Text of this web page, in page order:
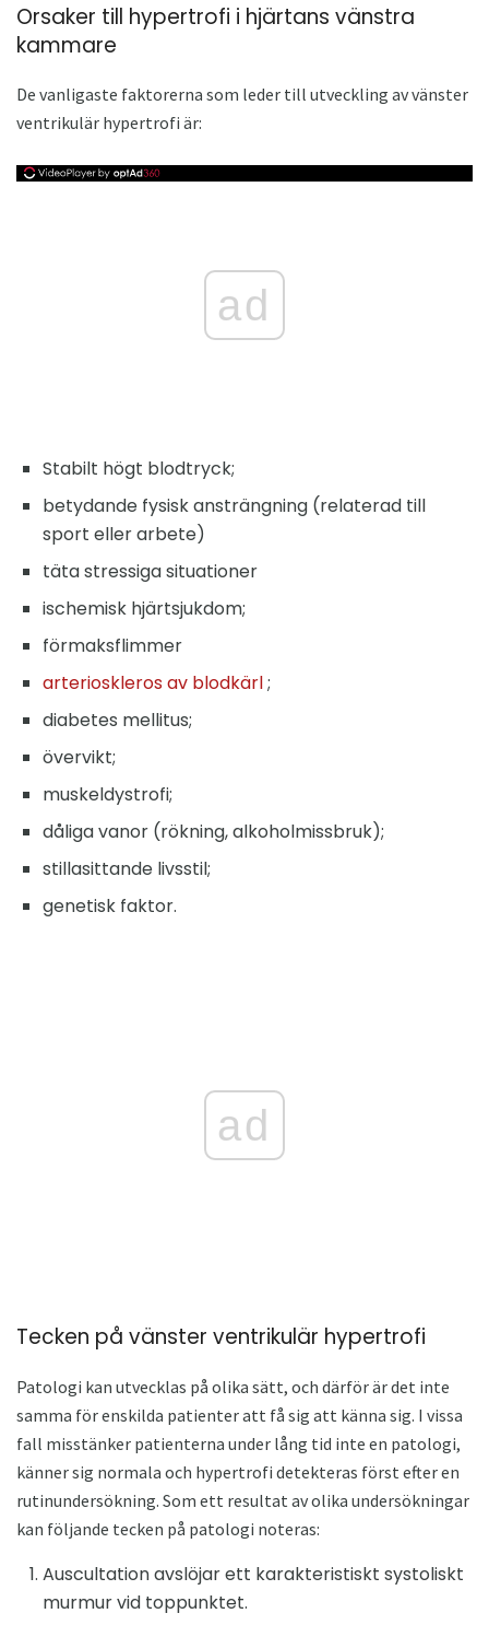
Orsaker till hypertrofi i hjärtans vänstra
kammare
De vanligaste faktorerna som leder till utveckling av vänster
ventrikulär hypertrofi är:
ad
Stabilt högt blodtryck;
betydande fysisk ansträngning (relaterad till
sport eller arbete)
täta stressiga situationer
ischemisk hjärtsjukdom;
förmaksflimmer
arterioskleros av blodkärl;
diabetes mellitus;
övervikt;
muskeldystrofi;
dåliga vanor (rökning, alkoholmissbruk);
stillasittande livsstil;
genetisk faktor.
ad
Tecken på vänster ventrikulär hypertrofi
Patologi kan utvecklas på olika sätt, och därför är det inte
samma för enskilda patienter att få sig att känna sig. I vissa
fall misstänker patienterna under lång tid inte en patologi,
känner sig normala och hypertrofi detekteras först efter en
rutinundersökning. Som ett resultat av olika undersökningar
kan följande tecken på patologi noteras:
Auscultation avslöjar ett karakteristiskt systoliskt
murmur vid toppunktet.